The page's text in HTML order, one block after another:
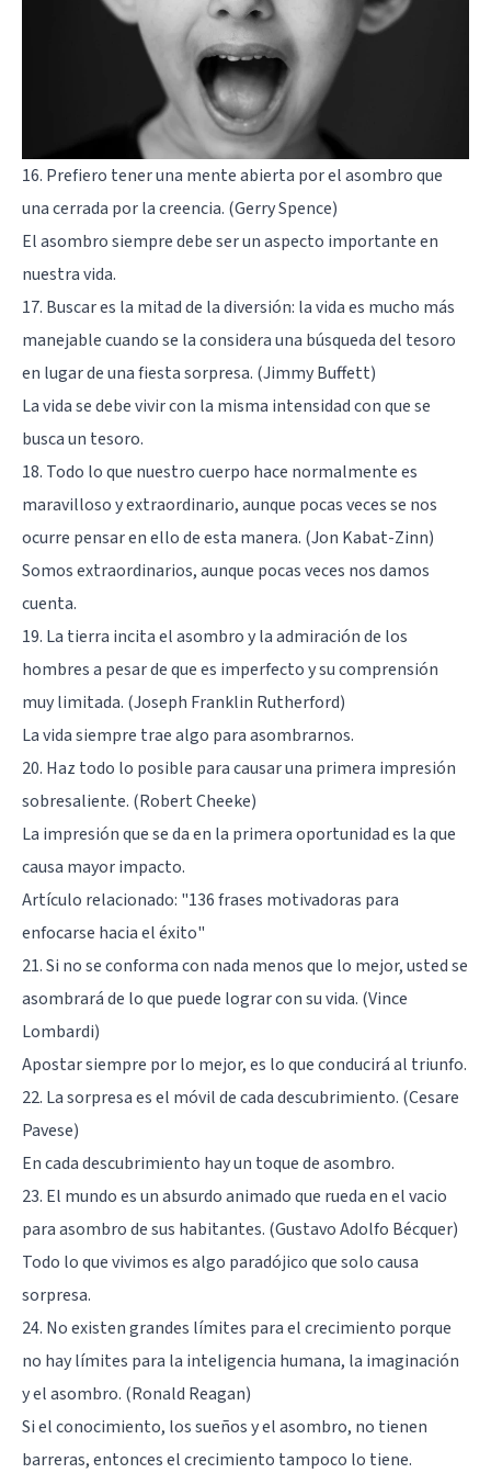
16. Prefiero tener una mente abierta por el asombro que
una cerrada por la creencia. (Gerry Spence)
El asombro siempre debe ser un aspecto importante en
nuestra vida.
17. Buscar es la mitad de la diversión: la vida es mucho más
manejable cuando se la considera una búsqueda del tesoro
en lugar de una fiesta sorpresa. (Jimmy Buffett)
La vida se debe vivir con la misma intensidad con que se
busca un tesoro.
18. Todo lo que nuestro cuerpo hace normalmente es
maravilloso y extraordinario, aunque pocas veces se nos
ocurre pensar en ello de esta manera. (Jon Kabat-Zinn)
Somos extraordinarios, aunque pocas veces nos damos
cuenta.
19. La tierra incita el asombro y la admiración de los
hombres a pesar de que es imperfecto y su comprensión
muy limitada. (Joseph Franklin Rutherford)
La vida siempre trae algo para asombrarnos.
20. Haz todo lo posible para causar una primera impresión
sobresaliente. (Robert Cheeke)
La impresión que se da en la primera oportunidad es la que
causa mayor impacto.
Artículo relacionado: "136 frases motivadoras para
enfocarse hacia el éxito"
21. Si no se conforma con nada menos que lo mejor, usted se
asombrará de lo que puede lograr con su vida. (Vince
Lombardi)
Apostar siempre por lo mejor, es lo que conducirá al triunfo.
22. La sorpresa es el móvil de cada descubrimiento. (Cesare
Pavese)
En cada descubrimiento hay un toque de asombro.
23. El mundo es un absurdo animado que rueda en el vacio
para asombro de sus habitantes. (Gustavo Adolfo Bécquer)
Todo lo que vivimos es algo paradójico que solo causa
sorpresa.
24. No existen grandes límites para el crecimiento porque
no hay límites para la inteligencia humana, la imaginación
y el asombro. (Ronald Reagan)
Si el conocimiento, los sueños y el asombro, no tienen
barreras, entonces el crecimiento tampoco lo tiene.